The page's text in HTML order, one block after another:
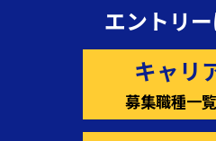
エントリ
キャリ
募集職種一